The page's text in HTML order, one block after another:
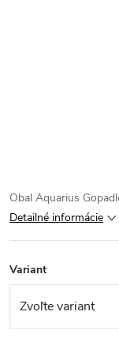
Obal Aquarius
Detailné informácie
Variant